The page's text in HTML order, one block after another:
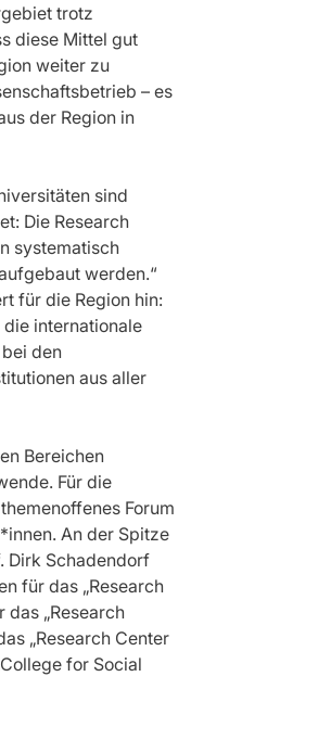
trotz
diese Mittel gut
weiter zu
– es
der Region in
sind
Die Research
systematisch
werden.“
für die Region hin:
die internationale
den
aus aller
Bereichen
Für die
Forum
An der Spitze
Dirk Schadendorf
für das „Research
das „Research
„Research Center
for Social